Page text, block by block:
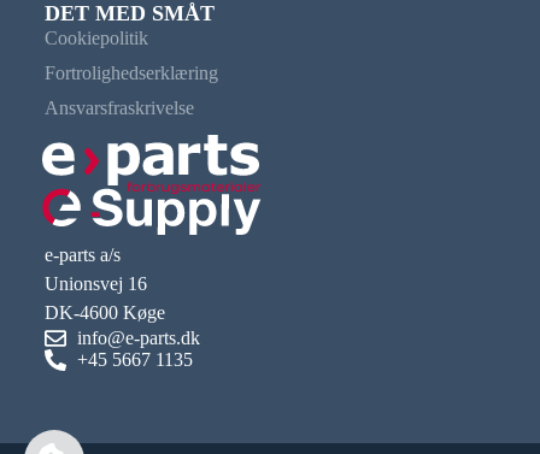
DET MED SMÅT
Cookiepolitik
Fortrolighedserklæring
Ansvarsfraskrivelse
e-parts a/s
Unionsvej 16
DK-4600 Køge
info@e-parts.dk
+45 5667 1135